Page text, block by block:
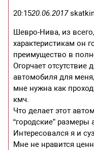
20:1520.06.2017
Шевро-Нива, из
характеристикам он
преимущество в
Огорчает
автомобиля для
мне нужна как
кмч.
Что делает этот
“городские”
Интересовался я и
Мне не нравится